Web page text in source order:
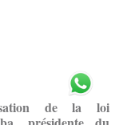
de la loi